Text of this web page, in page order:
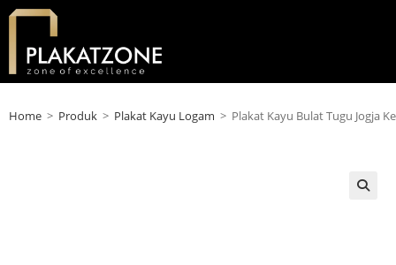
Home > Produk > Plakat Kayu Logam > Plakat Kayu Bulat Tugu Jogja